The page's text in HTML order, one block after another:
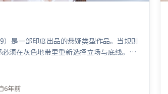
）是一部印度出品的悬疑类型作品。当规则
须在灰色地带里重新选择立场与底线。叙
最终在关键节点收束。由让-皮埃尔·热内
提莫西·查拉米、迪皮卡·帕度柯妮，孙艺
片于2019年12月4日（印度）在部分地区
6年前